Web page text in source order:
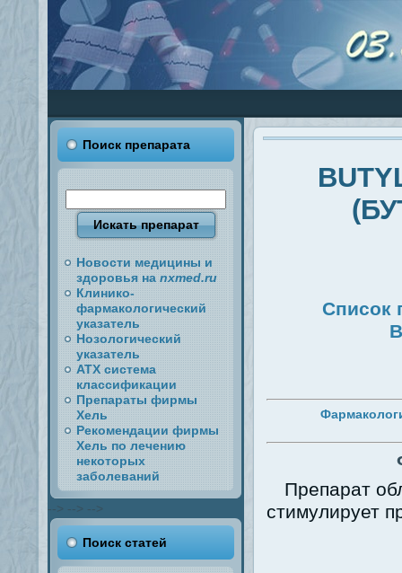
Поиск препарата
Новости медицины и
здоровья наnxmed.ru
Клинико-
фармакологический
указатель
Нозологический
указатель
АТХ система
классификации
Препараты фирмы
Хель
Рекомендации фирмы
Хель по лечению
некоторых
заболеваний
--> --> -->
Поиск статей
Список
Препарат
стимулирует